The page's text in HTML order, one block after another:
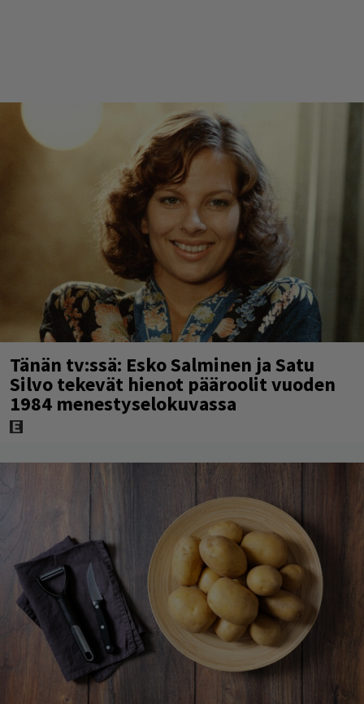
Tänän tv:ssä: Esko Salminen ja Satu
Silvo tekevät hienot pääroolit vuoden
1984 menestyselokuvassa